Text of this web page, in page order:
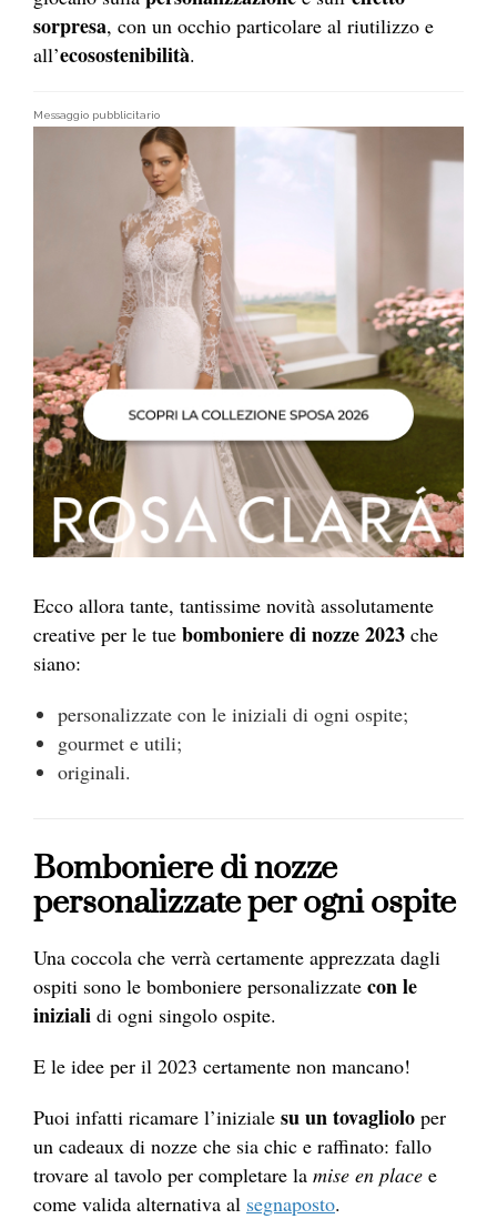
sorpresa, con un occhio particolare al riutilizzo e
all’ecosostenibilità.
Messaggio pubblicitario
Ecco allora tante, tantissime novità assolutamente
creative per le tue bomboniere di nozze 2023 che
siano:
personalizzate con le iniziali di ogni ospite;
gourmet e utili;
originali.
Bomboniere di nozze
personalizzate per ogni ospite
Una coccola che verrà certamente apprezzata dagli
ospiti sono le bomboniere personalizzate con le
iniziali di ogni singolo ospite.
E le idee per il 2023 certamente non mancano!
Puoi infatti ricamare l’iniziale su un tovagliolo per
un cadeaux di nozze che sia chic e raffinato: fallo
trovare al tavolo per completare la mise en place e
come valida alternativa al segnaposto.